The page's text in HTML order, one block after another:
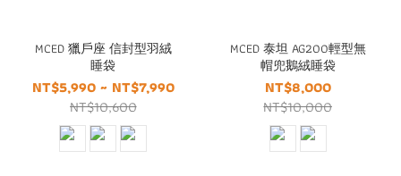
MCED 獵戶座 信封型羽絨
睡袋
NT$5,990 ~ NT$7,990
NT$10,600
MCED 泰坦 AG200輕型無
帽兜鵝絨睡袋
NT$8,000
NT$10,000